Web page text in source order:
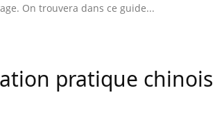
On trouvera dans ce guide...
pratique chinois